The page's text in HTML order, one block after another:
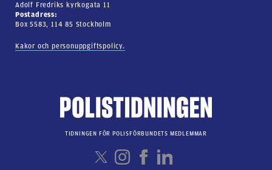
Adolf Fredriks kyrkogata 11
Postadress:
Box 5583, 114 85 Stockholm
Kakor och personuppgiftspolicy.
TIDNINGEN FÖR POLISFÖRBUNDETS MEDLEMMAR